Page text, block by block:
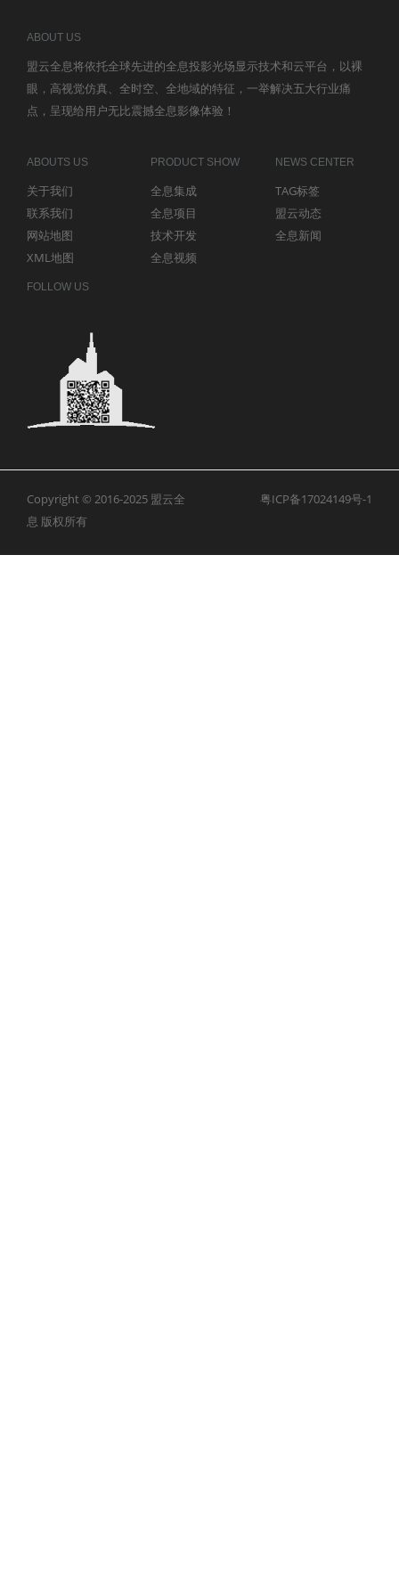
ABOUT US
盟云全息将依托全球先进的全息投影光场显示技术和云平台，以裸
眼，高视觉仿真、全时空、全地域的特征，一举解决五大行业痛
点，呈现给用户无比震撼全息影像体验！
ABOUTS US
关于我们
联系我们
网站地图
XML地图
PRODUCT SHOW
全息集成
全息项目
技术开发
全息视频
NEWS CENTER
TAG标签
盟云动态
全息新闻
FOLLOW US
Copyright © 2016-2025 盟云全
息 版权所有
粤ICP备17024149号-1